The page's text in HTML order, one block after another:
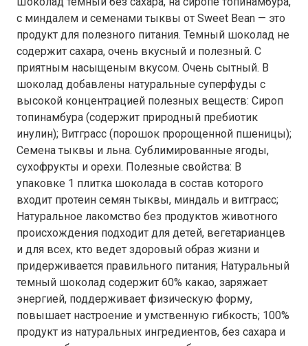
с миндалем и семенами тыквы от Sweet Bean — это
продукт для полезного питания. Темный шоколад не
содержит сахара, очень вкусный и полезный. С
приятным насыщеным вкусом. Очень сытный. В
шоколад добавлены натуральные суперфуды с
высокой концентрацией полезных веществ: Сироп
топинамбура (содержит природный пребиотик
инулин); Витграсс (порошок пророщенной пшеницы);
Семена тыквы и льна. Сублимированные ягоды,
сухофрукты и орехи. Полезные свойства: В
упаковке 1 плитка шоколада в состав которого
входит протеин семян тыквы, миндаль и витграсс;
Натуральное лакомство без продуктов животного
происхождения подходит для детей, вегетарианцев
и для всех, кто ведет здоровый образ жизни и
придерживается правильного питания; Натуральный
темный шоколад содержит 60% какао, заряжает
энергией, поддерживает физическую форму,
повышает настроение и умственную гибкость; 100%
продукт из натуральных ингредиентов, без сахара и